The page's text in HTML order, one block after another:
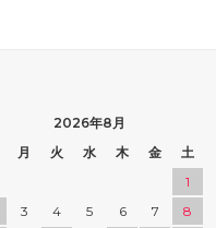
2026年8月
月 火 水 木 金
土
1
3 4 5 6 7
8